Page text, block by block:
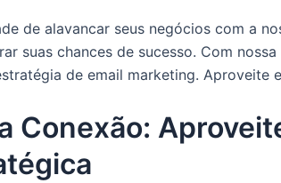
de alavancar seus negócios com a
suas chances de sucesso. Com
de email marketing. Aproveite
Conexão: